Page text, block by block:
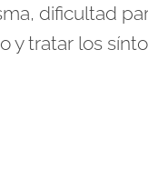
dificultad
y tratar los